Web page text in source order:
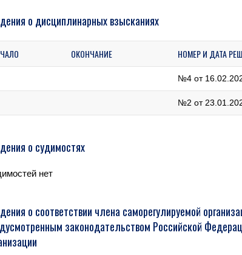
о дисциплинарных взысканиях
ОКОНЧАНИЕ НОМЕР И ДАТА
№4 от
№2 от
о судимостях
нет
о соответствии члена саморегулируемой
законодательством Российской